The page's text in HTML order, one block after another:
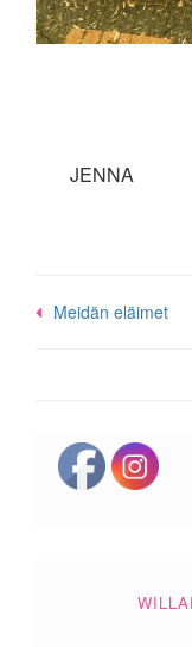
JENNA
Post
Meidän eläimet